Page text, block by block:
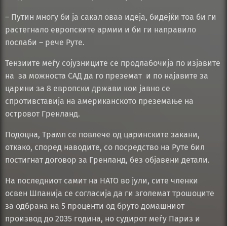
– Путин многу би ја сакал оваа идеја, бидејќи тоа би ги
растегнало европските армии и би ги направило
послаби – рече Руте.
Тензиите меѓу сојузниците се продлабочија по изјавите
на за можноста САД да го преземат и по најавите за
царини за 8 европски држави кои јавно се
спротивставија на американското преземање на
островот Гренланд.
Подоцна, Трамп се повлече од царинските закани,
откако, според наводите, со посредство на Руте бил
постигнат договор за Гренланд, без објавени детали.
На последниот самит на НАТО во јули, сите членки
освен Шпанија се согласија да ги зголемат трошоците
за одбрана на 5 проценти од бруто домашниот
производ до 2035 година, но судирот меѓу Париз и